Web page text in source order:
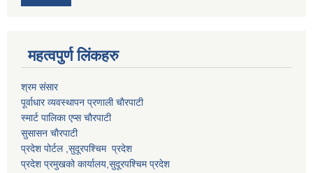
महत्वपुर्ण लि‌ंकहरु
श्रम संसार
पूर्वाधार व्यवस्थापन प्रणाली चाैरपाटी
स्मार्ट पालिका एप्स चाैरपाटी
सुसासन चाैरपाटी
प्रदेश पोर्टल ,सुदूरपश्चिम प्रदेश
प्रदेश प्रमुखको कार्यालय,सुदूरपश्चिमप्रदेश